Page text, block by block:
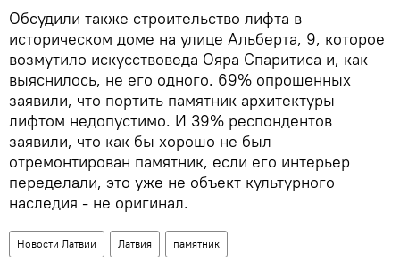
Обсудили также строительство лифта в
историческом доме на улице Альберта, 9, которое
возмутило искусствоведа Ояра Спаритиса и, как
выяснилось, не его одного. 69% опрошенных
заявили, что портить памятник архитектуры
лифтом недопустимо. И 39% респондентов
заявили, что как бы хорошо не был
отремонтирован памятник, если его интерьер
переделали, это уже не объект культурного
наследия - не оригинал.
Новости Латвии Латвия памятник